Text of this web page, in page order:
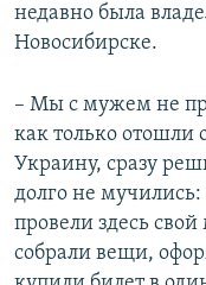
недавно была
Новосибирске.
– Мы с мужем не
как только отошли
Украину, сразу
долго не
провели здесь
собрали вещи,